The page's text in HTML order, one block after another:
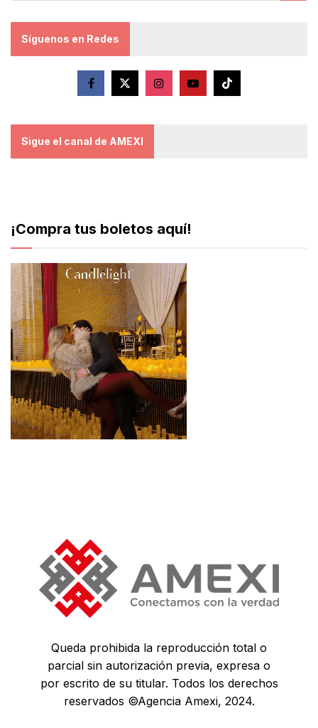
Síguenos en Redes
Sigue el canal de AMEXI
¡Compra tus boletos aquí!
Queda prohibida la reproducción total o
parcial sin autorización previa, expresa o
por escrito de su titular. Todos los derechos
reservados ©Agencia Amexi, 2024.